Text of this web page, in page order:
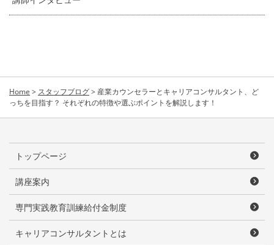
Home > スタッフブログ> 産業カウンセラーとキャリアコンサルタント、ど
っちを目指す？ それぞれの特徴や選ぶポイントを解説します！
トップページ
講座案内
専門実践教育訓練給付金制度
キャリアコンサルタントとは